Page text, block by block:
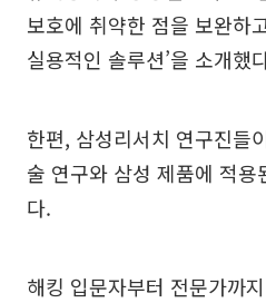
보호에 취약한 점을 보완하
실용적인 솔루션’을 소개했
한편, 삼성리서치 연구진들
술 연구와 삼성 제품에 적
다.
해킹 입문자부터 전문가까